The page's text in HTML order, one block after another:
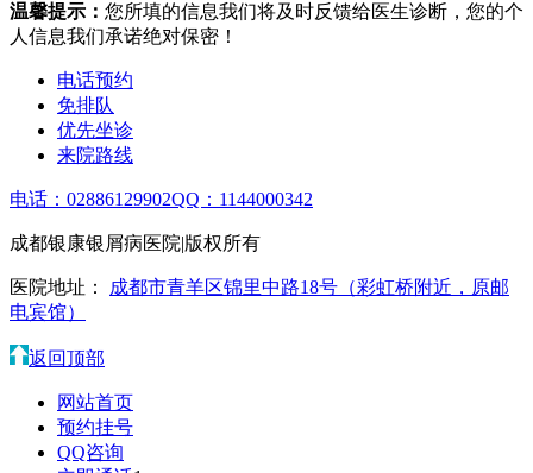
温馨提示： 您所填的信息我们将及时反馈给医生诊断，您的个
人信息我们承诺绝对保密！
电话预约
免排队
优先坐诊
来院路线
电话：02886129902QQ：1144000342
成都银康银屑病医院|版权所有
医院地址： 成都市青羊区锦里中路18号（彩虹桥附近，原邮
电宾馆）
返回顶部
网站首页
预约挂号
QQ咨询